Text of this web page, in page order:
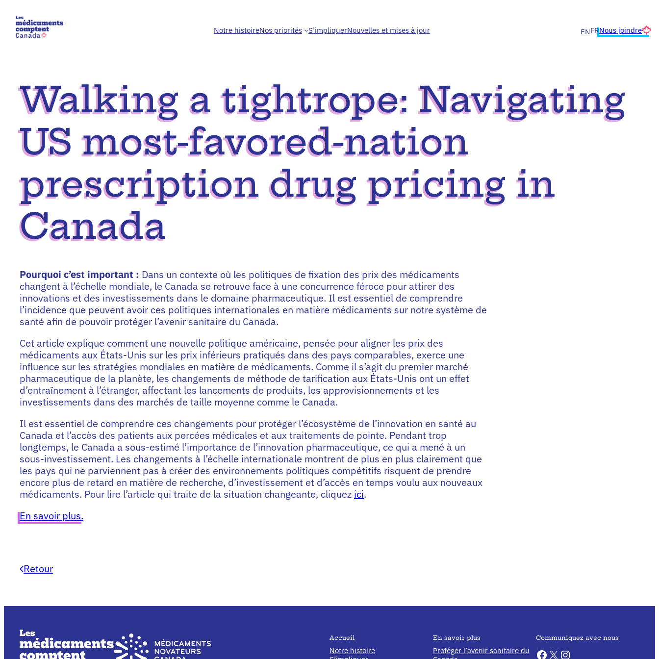
contenu
Notre histoireNos priorités S’impliquerNouvelles et mises à jour ENFRNous joindre
Walking a tightrope: Navigating
US most-favored-nation
prescription drug pricing in
Canada
Pourquoi c’est important : Dans un contexte où les politiques de fixation des prix des médicaments
changent à l’échelle mondiale, le Canada se retrouve face à une concurrence féroce pour attirer des
innovations et des investissements dans le domaine pharmaceutique. Il est essentiel de comprendre
l’incidence que peuvent avoir ces politiques internationales en matière médicaments sur notre système de
santé afin de pouvoir protéger l’avenir sanitaire du Canada.
Cet article explique comment une nouvelle politique américaine, pensée pour aligner les prix des
médicaments aux États-Unis sur les prix inférieurs pratiqués dans des pays comparables, exerce une
influence sur les stratégies mondiales en matière de médicaments. Comme il s’agit du premier marché
pharmaceutique de la planète, les changements de méthode de tarification aux États-Unis ont un effet
d’entraînement à l’étranger, affectant les lancements de produits, les approvisionnements et les
investissements dans des marchés de taille moyenne comme le Canada.
Il est essentiel de comprendre ces changements pour protéger l’écosystème de l’innovation en santé au
Canada et l’accès des patients aux percées médicales et aux traitements de pointe. Pendant trop
longtemps, le Canada a sous-estimé l’importance de l’innovation pharmaceutique, ce qui a mené à un
sous-investissement. Les changements à l’échelle internationale montrent de plus en plus clairement que
les pays qui ne parviennent pas à créer des environnements politiques compétitifs risquent de prendre
encore plus de retard en matière de recherche, d’investissement et d’accès en temps voulu aux nouveaux
médicaments. Pour lire l’article qui traite de la situation changeante, cliquez ici.
En savoir plus.
Retour
Accueil
Notre histoire
En savoir plus
Protéger l’avenir sanitaire du
Communiquez avec nous